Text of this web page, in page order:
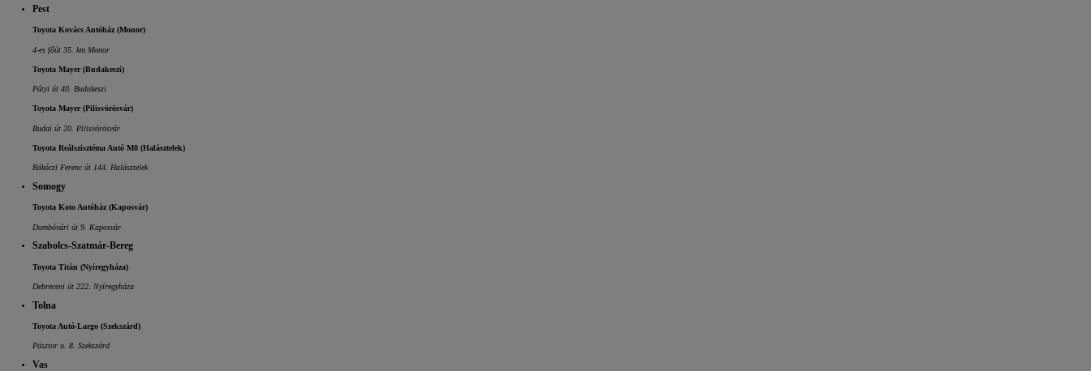
Pest
Toyota Kovács Autóház (Monor)
4-es főút 35. km Monor
Toyota Mayer (Budakeszi)
Pátyi út 40. Budakeszi
Toyota Mayer (Pilisvörösvár)
Budai út 20. Pilisvörösvár
Toyota Reálszisztéma Autó M0 (Halásztelek)
Rákóczi Ferenc út 144. Halásztelek
Somogy
Toyota Koto Autóház (Kaposvár)
Dombóvári út 9. Kaposvár
Szabolcs-Szatmár-Bereg
Toyota Titán (Nyíregyháza)
Debreceni út 222. Nyíregyháza
Tolna
Toyota Autó-Largo (Szekszárd)
Pásztor u. 8. Szekszárd
Vas